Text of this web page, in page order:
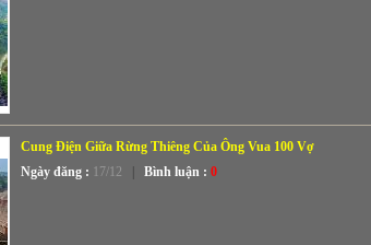
Cung Điện Giữa Rừng Thiêng Của Ông Vua 100 Vợ
Ngày đăng : 17/12 Bình luận : 0